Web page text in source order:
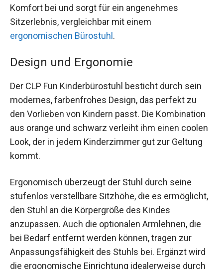
Komfort bei und sorgt für ein angenehmes
Sitzerlebnis, vergleichbar mit einem
ergonomischen Bürostuhl.
Design und Ergonomie
Der CLP Fun Kinderbürostuhl besticht durch sein
modernes, farbenfrohes Design, das perfekt zu
den Vorlieben von Kindern passt. Die Kombination
aus orange und schwarz verleiht ihm einen coolen
Look, der in jedem Kinderzimmer gut zur Geltung
kommt.
Ergonomisch überzeugt der Stuhl durch seine
stufenlos verstellbare Sitzhöhe, die es ermöglicht,
den Stuhl an die Körpergröße des Kindes
anzupassen. Auch die optionalen Armlehnen, die
bei Bedarf entfernt werden können, tragen zur
Anpassungsfähigkeit des Stuhls bei. Ergänzt wird
die ergonomische Einrichtung idealerweise durch